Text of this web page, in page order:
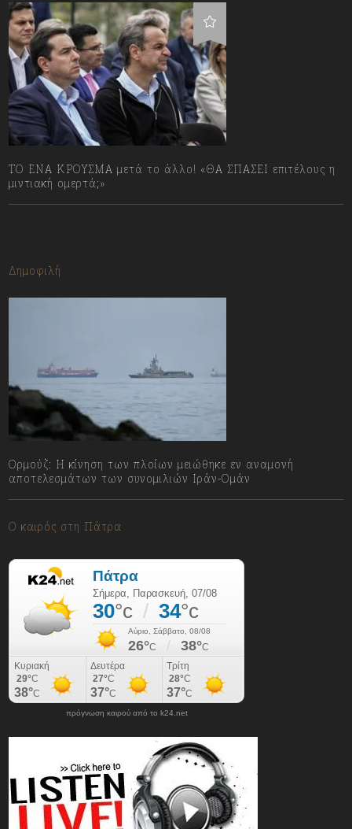
ΤΟ ΕΝΑ ΚΡΟΥΣΜΑ μετά το άλλο! «ΘΑ ΣΠΑΣΕΙ επιτέλους η
μιντιακή ομερτά;»
Δημοφιλή
Ορμούζ: Η κίνηση των πλοίων μειώθηκε εν αναμονή
αποτελεσμάτων των συνομιλιών Ιράν-Ομάν
Ο καιρός στη Πάτρα
πρόγνωση καιρού από το k24.net